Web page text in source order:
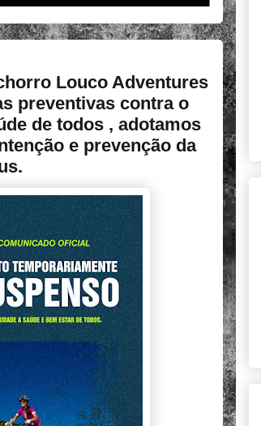
Louco Adventures
preventivas contra o
de todos , adotamos
e prevenção da